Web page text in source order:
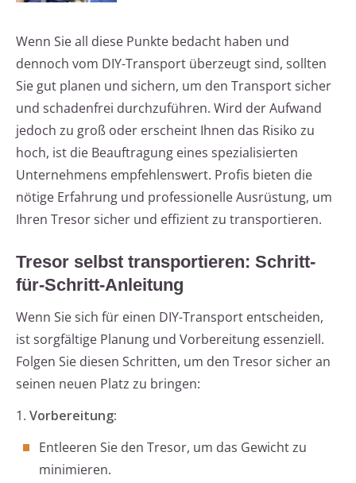
Wenn Sie all diese Punkte bedacht haben und
dennoch vom DIY-Transport überzeugt sind, sollten
Sie gut planen und sichern, um den Transport sicher
und schadenfrei durchzuführen. Wird der Aufwand
jedoch zu groß oder erscheint Ihnen das Risiko zu
hoch, ist die Beauftragung eines spezialisierten
Unternehmens empfehlenswert. Profis bieten die
nötige Erfahrung und professionelle Ausrüstung, um
Ihren Tresor sicher und effizient zu transportieren.
Tresor selbst transportieren: Schritt-
für-Schritt-Anleitung
Wenn Sie sich für einen DIY-Transport entscheiden,
ist sorgfältige Planung und Vorbereitung essenziell.
Folgen Sie diesen Schritten, um den Tresor sicher an
seinen neuen Platz zu bringen:
1. Vorbereitung:
Entleeren Sie den Tresor, um das Gewicht zu
minimieren.